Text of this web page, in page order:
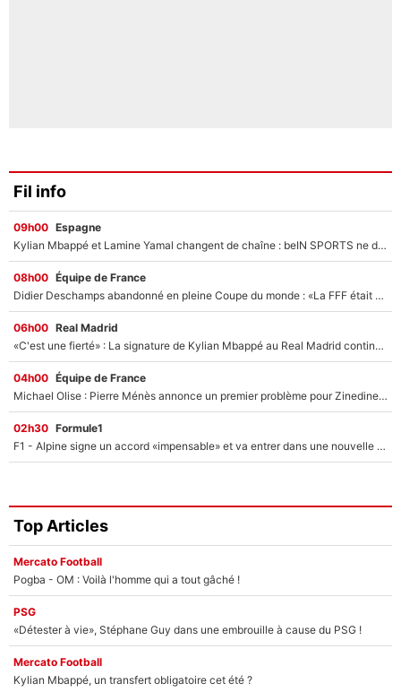
Fil info
09h00 Espagne
Kylian Mbappé et Lamine Yamal changent de chaîne : beIN SPORTS ne digère pas cette décision historique et prédit un fiasco pour la Liga
08h00 Équipe de France
Didier Deschamps abandonné en pleine Coupe du monde : «La FFF était déjà passée à Zinedine Zidane»
06h00 Real Madrid
«C'est une fierté» : La signature de Kylian Mbappé au Real Madrid continue de régaler l'Espagne
04h00 Équipe de France
Michael Olise : Pierre Ménès annonce un premier problème pour Zinedine Zidane en équipe de France
02h30 Formule1
F1 - Alpine signe un accord «impensable» et va entrer dans une nouvelle dimension : Grande nouvelle pour Pierre Gasly !
Top Articles
Mercato Football
Pogba - OM : Voilà l'homme qui a tout gâché !
PSG
«Détester à vie», Stéphane Guy dans une embrouille à cause du PSG !
Mercato Football
Kylian Mbappé, un transfert obligatoire cet été ?